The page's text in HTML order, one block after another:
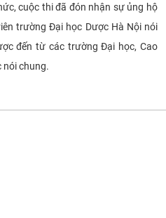
cuộc thi đã đón nhận sự ủng hộ
trường Đại học Dược Hà Nội nói
đến từ các trường Đại học, Cao
nói chung.